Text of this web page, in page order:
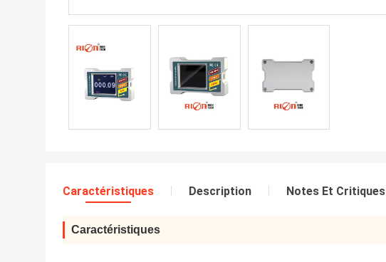
Caractéristiques Description Notes Et Critiques
Caractéristiques